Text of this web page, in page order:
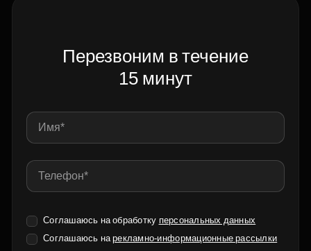
Перезвоним в течение
15 минут
Соглашаюсь на обработку персональных данных
Соглашаюсь нарекламно-информационные рассылки